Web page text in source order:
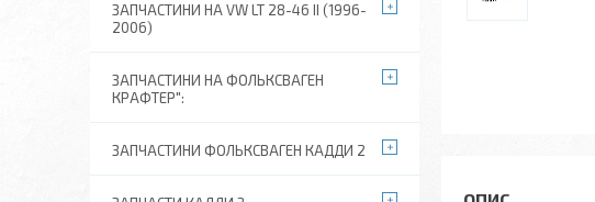
ЗАПЧАСТИНИ НА VW LT 28-46 II (1996-
2006)
ЗАПЧАСТИНИ НА ФОЛЬКСВАГЕН
КРАФТЕР":
ЗАПЧАСТИНИ ФОЛЬКСВАГЕН КАДДИ 2